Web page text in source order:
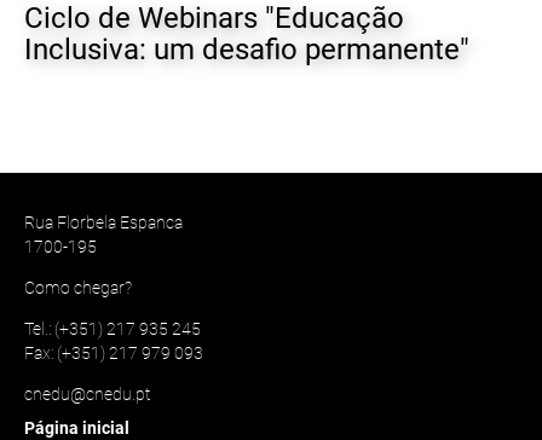
Ciclo de Webinars "Educação
Inclusiva: um desafio permanente"
Rua Florbela Espanca
1700-195
Como chegar?
Tel.: (+351) 217 935 245
Fax: (+351) 217 979 093
cnedu@cnedu.pt
Página inicial